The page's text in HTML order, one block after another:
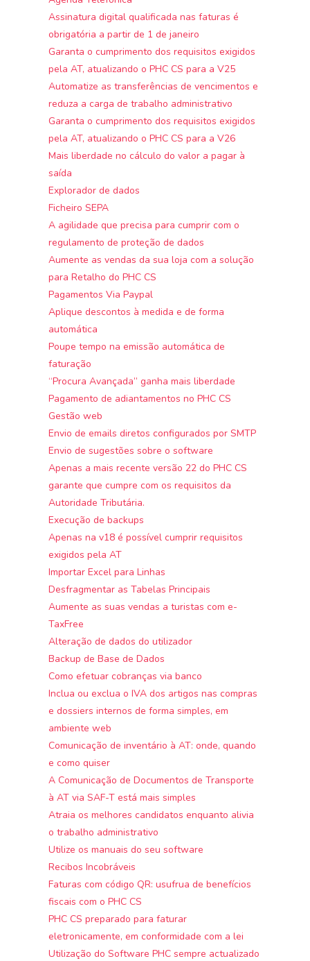
Assinatura digital qualificada nas faturas é
obrigatória a partir de 1 de janeiro
Garanta o cumprimento dos requisitos exigidos
pela AT, atualizando o PHC CS para a V25
Automatize as transferências de vencimentos e
reduza a carga de trabalho administrativo
Garanta o cumprimento dos requisitos exigidos
pela AT, atualizando o PHC CS para a V26
Mais liberdade no cálculo do valor a pagar à
saída
Explorador de dados
Ficheiro SEPA
A agilidade que precisa para cumprir com o
regulamento de proteção de dados
Aumente as vendas da sua loja com a solução
para Retalho do PHC CS
Pagamentos Via Paypal
Aplique descontos à medida e de forma
automática
Poupe tempo na emissão automática de
faturação
“Procura Avançada” ganha mais liberdade
Pagamento de adiantamentos no PHC CS
Gestão web
Envio de emails diretos configurados por SMTP
Envio de sugestões sobre o software
Apenas a mais recente versão 22 do PHC CS
garante que cumpre com os requisitos da
Autoridade Tributária.
Execução de backups
Apenas na v18 é possível cumprir requisitos
exigidos pela AT
Importar Excel para Linhas
Desfragmentar as Tabelas Principais
Aumente as suas vendas a turistas com e-
TaxFree
Alteração de dados do utilizador
Backup de Base de Dados
Como efetuar cobranças via banco
Inclua ou exclua o IVA dos artigos nas compras
e dossiers internos de forma simples, em
ambiente web
Comunicação de inventário à AT: onde, quando
e como quiser
A Comunicação de Documentos de Transporte
à AT via SAF-T está mais simples
Atraia os melhores candidatos enquanto alivia
o trabalho administrativo
Utilize os manuais do seu software
Recibos Incobráveis
Faturas com código QR: usufrua de benefícios
fiscais com o PHC CS
PHC CS preparado para faturar
eletronicamente, em conformidade com a lei
Utilização do Software PHC sempre actualizado